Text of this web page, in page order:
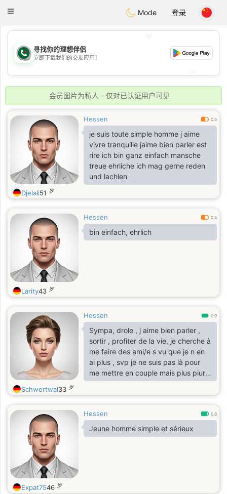
Weshrak
Toggle
Mode 登录
💖
💕
寻找你的理想伴侣
立即下载我们的交友应用！
会员图片为私人 - 仅对已认证用户可见
Hessen 0.5
je suis toute simple homme j aime
vivre tranquille jaime bien parler est
rire ich bin ganz einfach mansche
treue ehrliche ich mag gerne reden
und lachlen
Djelali51 岁
Hessen 0.4
bin einfach, ehrlich
Larity43 岁
Hessen 0.9
Sympa, drole , j aime bien parler ,
sortir , profiter de la vie, je cherche à
me faire des ami/e s vu que je n en
ai plus , svp je ne suis pas là pour
me mettre en couple mais plus piur
trouver à qui parler de temps à autre
Schwertwal33 岁
Hessen 0.8
Jeune homme simple et sérieux
Expat7546 岁